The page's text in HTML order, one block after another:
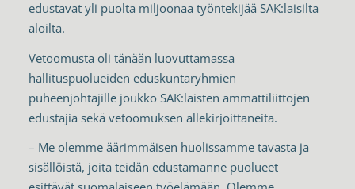
edustavat yli puolta miljoonaa työntekijää SAK:laisilta
aloilta.
Vetoomusta oli tänään luovuttamassa
hallituspuolueiden eduskuntaryhmien
puheenjohtajille joukko SAK:laisten ammattiliittojen
edustajia sekä vetoomuksen allekirjoittaneita.
– Me olemme äärimmäisen huolissamme tavasta ja
sisällöistä, joita teidän edustamanne puolueet